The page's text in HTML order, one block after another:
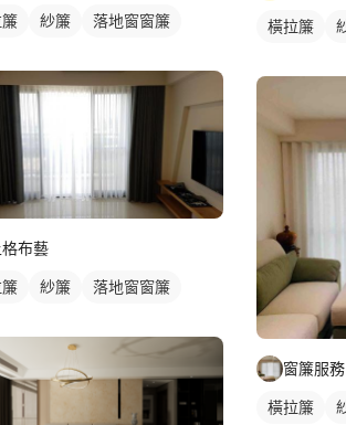
紗簾 落地窗窗簾
格布藝
紗簾 落地窗窗簾
橫拉簾
窗簾服務
橫拉簾